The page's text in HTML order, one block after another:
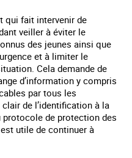
qui fait intervenir de
veiller à éviter le
des jeunes ainsi que
et à limiter le
Cela demande de
d’information y compris
par tous les
de l’identification à la
protocole de protection des
utile de continuer à